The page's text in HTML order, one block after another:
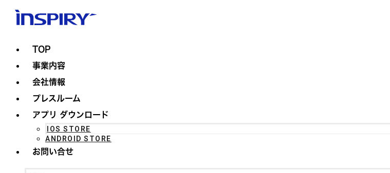
TOP
事業内容
会社情報
プレスルーム
アプリ ダウンロード
IOS STORE
ANDROID STORE
お問い合せ